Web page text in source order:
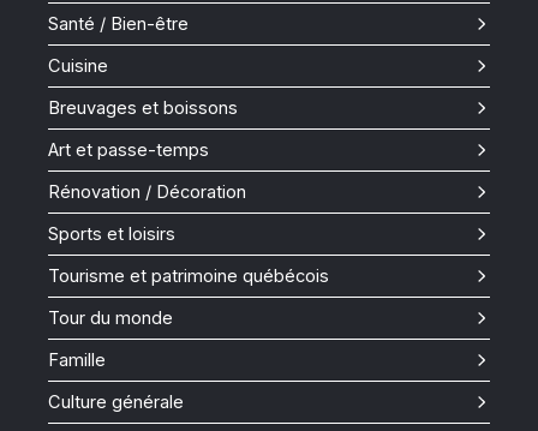
Santé / Bien-être
Cuisine
Breuvages et boissons
Art et passe-temps
Rénovation / Décoration
Sports et loisirs
Tourisme et patrimoine québécois
Tour du monde
Famille
Culture générale